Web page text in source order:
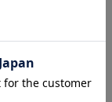
ト。
っとその気持ちま